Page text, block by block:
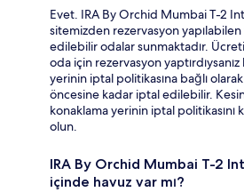
Evet. IRA By Orchid Mumbai T-2
sitemizden rezervasyon
edilebilir odalar sunmaktadır.
oda için rezervasyon
yerinin iptal politikasına bağlı
öncesine kadar iptal edilebilir.
konaklama yerinin iptal
olun.
IRA By Orchid Mumbai T-2
içinde havuz var mı?